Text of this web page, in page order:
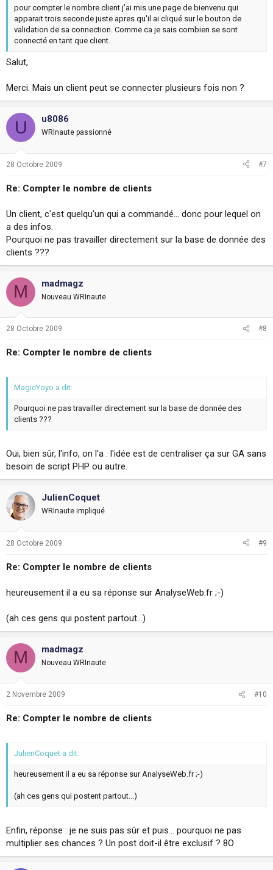
pour compter le nombre client j'ai mis une page de bienvenu qui
apparait trois seconde juste apres qu'il ai cliqué sur le bouton de
validation de sa connection. Comme ca je sais combien se sont
connecté en tant que client.
Salut,
Merci. Mais un client peut se connecter plusieurs fois non ?
U u8086
WRInaute passionné
28 Octobre 2009 #7
Re: Compter le nombre de clients
Un client, c'est quelqu'un qui a commandé... donc pour lequel on
a des infos.
Pourquoi ne pas travailler directement sur la base de donnée des
clients ???
M madmagz
Nouveau WRInaute
28 Octobre 2009 #8
Re: Compter le nombre de clients
MagicYoyo a dit:
Pourquoi ne pas travailler directement sur la base de donnée des
clients ???
Oui, bien sûr, l'info, on l'a : l'idée est de centraliser ça sur GA sans
besoin de script PHP ou autre.
JulienCoquet
WRInaute impliqué
28 Octobre 2009 #9
Re: Compter le nombre de clients
heureusement il a eu sa réponse sur AnalyseWeb.fr ;-)
(ah ces gens qui postent partout...)
M madmagz
Nouveau WRInaute
2 Novembre 2009 #10
Re: Compter le nombre de clients
JulienCoquet a dit:
heureusement il a eu sa réponse sur AnalyseWeb.fr ;-)
(ah ces gens qui postent partout...)
Enfin, réponse : je ne suis pas sûr et puis… pourquoi ne pas
multiplier ses chances ? Un post doit-il être exclusif ? 8O